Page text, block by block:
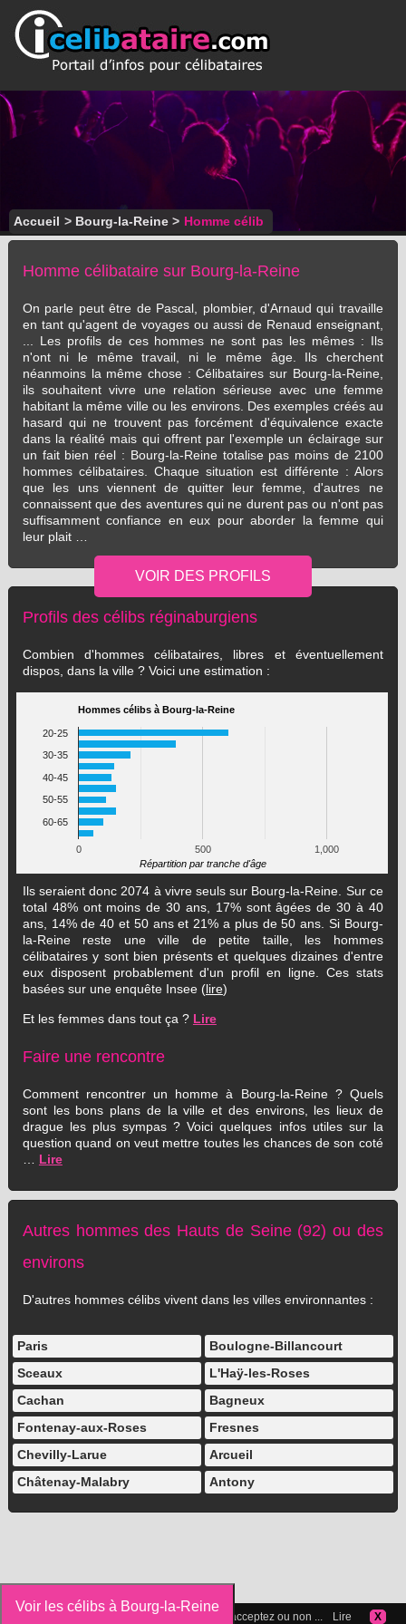
Accueil > Bourg-la-Reine> Homme célib
Homme célibataire sur Bourg-la-Reine
On parle peut être de Pascal, plombier, d'Arnaud qui travaille
en tant qu'agent de voyages ou aussi de Renaud enseignant,
... Les profils de ces hommes ne sont pas les mêmes : Ils
n'ont ni le même travail, ni le même âge. Ils cherchent
néanmoins la même chose : Célibataires sur Bourg-la-Reine,
ils souhaitent vivre une relation sérieuse avec une femme
habitant la même ville ou les environs. Des exemples créés au
hasard qui ne trouvent pas forcément d'équivalence exacte
dans la réalité mais qui offrent par l'exemple un éclairage sur
un fait bien réel : Bourg-la-Reine totalise pas moins de 2100
hommes célibataires. Chaque situation est différente : Alors
que les uns viennent de quitter leur femme, d'autres ne
connaissent que des aventures qui ne durent pas ou n'ont pas
suffisamment confiance en eux pour aborder la femme qui
leur plait …
Profils des célibs réginaburgiens
Combien d'hommes célibataires, libres et éventuellement
dispos, dans la ville ? Voici une estimation :
Hommes célibs à Bourg-la-Reine
0 500 1,000
20-25
30-35
40-45
50-55
60-65
Répartition par tranche d'âge
Ils seraient donc 2074 à vivre seuls sur Bourg-la-Reine. Sur ce
total 48% ont moins de 30 ans, 17% sont âgées de 30 à 40
ans, 14% de 40 et 50 ans et 21% a plus de 50 ans. Si Bourg-
la-Reine reste une ville de petite taille, les hommes
célibataires y sont bien présents et quelques dizaines d'entre
eux disposent probablement d'un profil en ligne. Ces stats
basées sur une enquête Insee (lire)
Et les femmes dans tout ça ? Lire
Faire une rencontre
Comment rencontrer un homme à Bourg-la-Reine ? Quels
sont les bons plans de la ville et des environs, les lieux de
drague les plus sympas ? Voici quelques infos utiles sur la
question quand on veut mettre toutes les chances de son coté
Lire
Autres hommes des Hauts de Seine (92) ou des
environs
D'autres hommes célibs vivent dans les villes environnantes :
Paris
Boulogne-Billancourt
Sceaux
L'Haÿ-les-Roses
Cachan
Bagneux
Fontenay-aux-Roses
Fresnes
Chevilly-Larue
Arcueil
Châtenay-Malabry
Antony
Voir les célibs à Bourg-la-Reine
Vous pouvez gérer les cookies que vous acceptez ou non ... Lire X